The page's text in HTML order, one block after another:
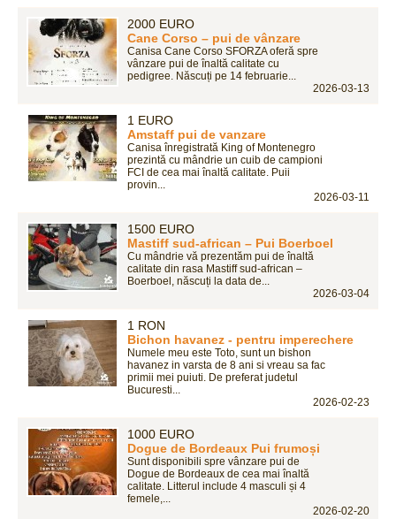
2000 EURO
Cane Corso – pui de vânzare
Canisa Cane Corso SFORZA oferă spre
vânzare pui de înaltă calitate cu
pedigree. Născuți pe 14 februarie...
2026-03-13
1 EURO
Amstaff pui de vanzare
Canisa înregistrată King of Montenegro
prezintă cu mândrie un cuib de campioni
FCI de cea mai înaltă calitate. Puii
provin...
2026-03-11
1500 EURO
Mastiff sud-african – Pui Boerboel
Cu mândrie vă prezentăm pui de înaltă
calitate din rasa Mastiff sud-african –
Boerboel, născuți la data de...
2026-03-04
1 RON
Bichon havanez - pentru imperechere
Numele meu este Toto, sunt un bishon
havanez in varsta de 8 ani si vreau sa fac
primii mei puiuti. De preferat judetul
Bucuresti...
2026-02-23
1000 EURO
Dogue de Bordeaux Pui frumoși
Sunt disponibili spre vânzare pui de
Dogue de Bordeaux de cea mai înaltă
calitate. Litterul include 4 masculi și 4
femele,...
2026-02-20